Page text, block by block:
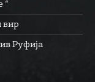
“
вир
Руфија